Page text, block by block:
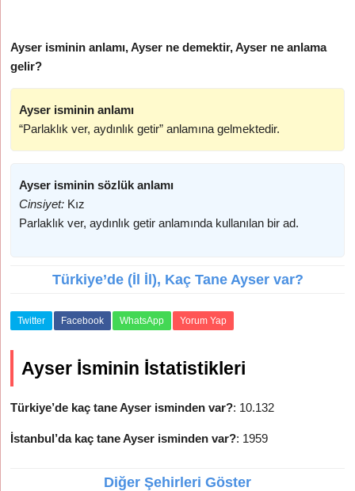
Ayser isminin anlamı, Ayser ne demektir, Ayser ne anlama
gelir?
Ayser isminin anlamı
“Parlaklık ver, aydınlık getir” anlamına gelmektedir.
Ayser isminin sözlük anlamı
Cinsiyet: Kız
Parlaklık ver, aydınlık getir anlamında kullanılan bir ad.
Türkiye’de (İl İl), Kaç Tane Ayser var?
Twitter Facebook WhatsApp Yorum Yap
Ayser İsminin İstatistikleri
Türkiye’de kaç tane Ayser isminden var?: 10.132
İstanbul’da kaç tane Ayser isminden var?: 1959
Diğer Şehirleri Göster